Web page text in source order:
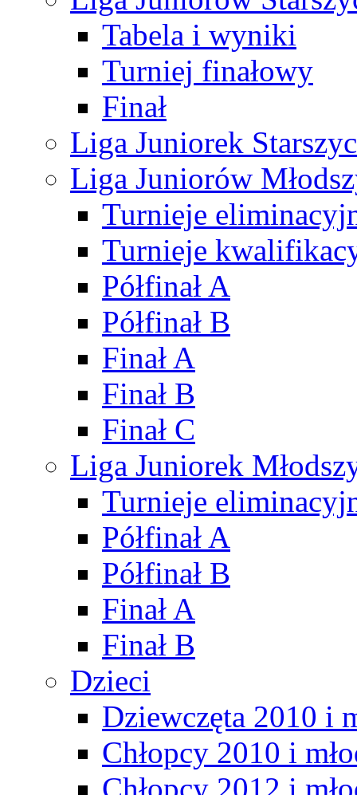
Tabela i wyniki
Turniej finałowy
Finał
Liga Juniorek
Liga Juniorów
Turnieje
Turnieje
Półfinał A
Półfinał B
Finał A
Finał B
Finał C
Liga Juniorek
Turnieje
Półfinał A
Półfinał B
Finał A
Finał B
Dzieci
Dziewczęta 2010 i
Chłopcy 2010 i
Chłopcy 2012 i